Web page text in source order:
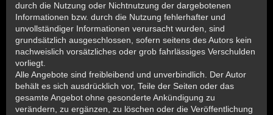
durch die Nutzung oder Nichtnutzung der dargebotenen
Informationen bzw. durch die Nutzung fehlerhafter und
unvollständiger Informationen verursacht wurden, sind
grundsätzlich ausgeschlossen, sofern seitens des Autors kein
nachweislich vorsätzliches oder grob fahrlässiges Verschulden
vorliegt.
Alle Angebote sind freibleibend und unverbindlich. Der Autor
behält es sich ausdrücklich vor, Teile der Seiten oder das
gesamte Angebot ohne gesonderte Ankündigung zu
verändern, zu ergänzen, zu löschen oder die Veröffentlichung